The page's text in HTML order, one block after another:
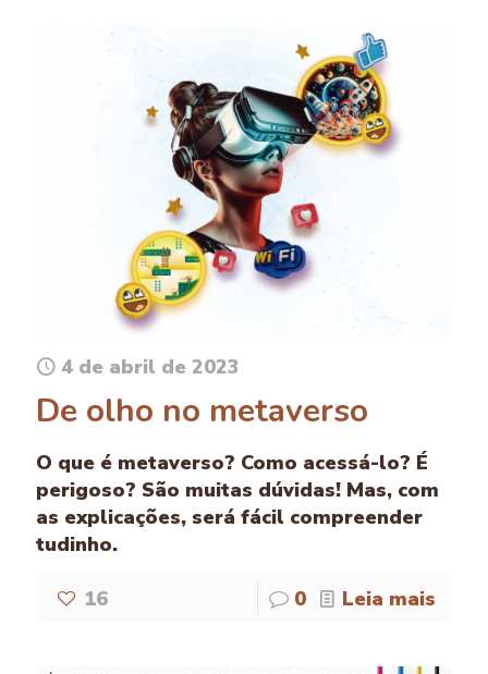
4 de abril de 2023
De olho no metaverso
O que é metaverso? Como acessá-lo? É
perigoso? São muitas dúvidas! Mas, com
as explicações, será fácil compreender
tudinho.
16 0 Leia mais